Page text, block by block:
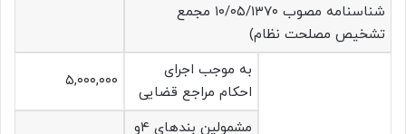
شناسنامه مصوب ۱۰/۰۵/۱۳۷۰ مجمع
تشخیص مصلحت نظام)
به موجب اجرای
احکام مراجع قضایی
۵,۰۰۰,۰۰۰
مشمولین بندهای ۴و